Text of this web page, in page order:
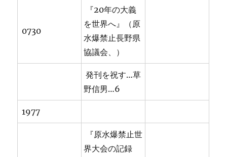
0730
『20年の大義
を世界へ』（原
水爆禁止長野県
協議会、）
発刊を祝す…草
野信男…6
1977
『原水爆禁止世
界大会の記録